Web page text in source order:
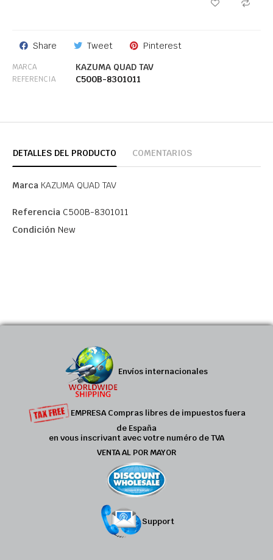
Share Tweet Pinterest
MARCA KAZUMA QUAD TAV
REFERENCIA C500B-8301011
DETALLES DEL PRODUCTO COMENTARIOS
Marca KAZUMA QUAD TAV
Referencia C500B-8301011
Condición New
Envíos internacionales
EMPRESA Compras libres de impuestos fuera
de España
en vous inscrivant avec votre numéro de TVA
VENTA AL POR MAYOR
Support